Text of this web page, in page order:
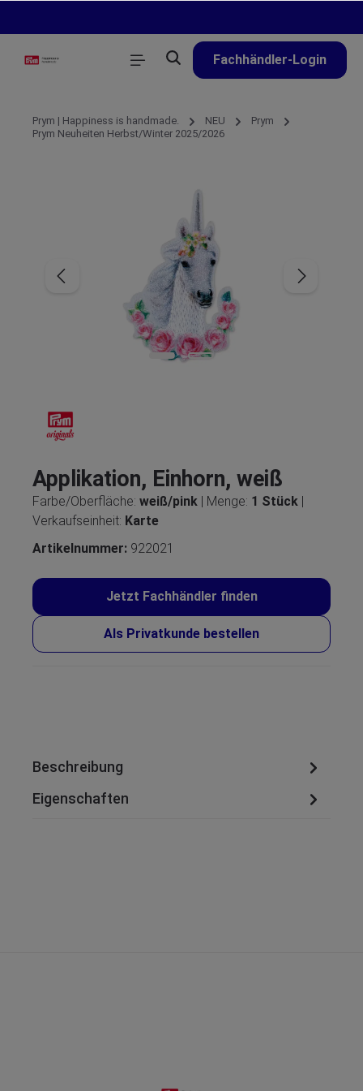
Fachhändler-Login
Prym | Happiness is handmade. NEU
Prym
Prym Neuheiten Herbst/Winter 2025/2026
Applikation, Einhorn, weiß
Farbe/Oberfläche: weiß/pink | Menge: 1 Stück |
Verkaufseinheit: Karte
Artikelnummer: 922021
Jetzt Fachhändler finden
Als Privatkunde bestellen
Beschreibung
Eigenschaften